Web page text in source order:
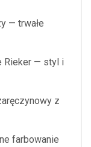
— trwałe
Rieker — styl i
z
farbowanie